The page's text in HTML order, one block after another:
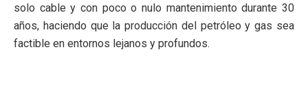
solo cable y con poco o nulo mantenimiento durante 30
años, haciendo que la producción del petróleo y gas sea
factible en entornos lejanos y profundos.